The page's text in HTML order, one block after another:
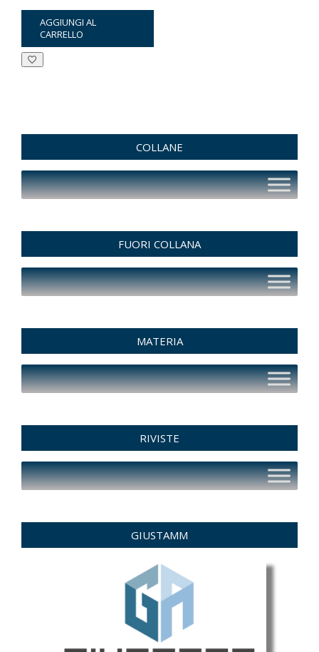
prezzo
originale
era:
prezzo
attuale
è:
AGGIUNGI AL
CARRELLO
COLLANE
FUORI COLLANA
MATERIA
RIVISTE
GIUSTAMM